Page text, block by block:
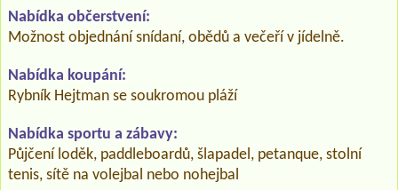
Nabídka občerstvení:
Možnost objednání snídaní, obědů a večeří v jídelně.
Nabídka koupání:
Rybník Hejtman se soukromou pláží
Nabídka sportu a zábavy:
Půjčení loděk, paddleboardů, šlapadel, petanque, stolní
tenis, sítě na volejbal nebo nohejbal